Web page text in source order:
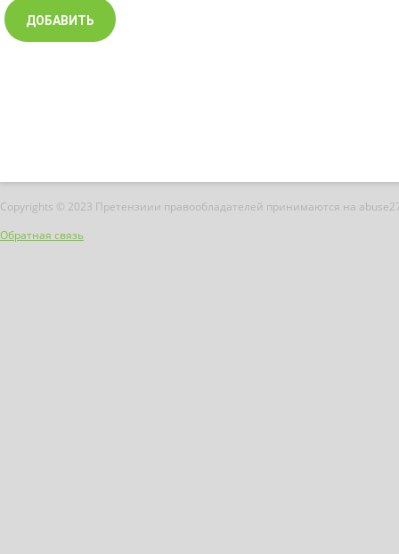
Copyrights © 2023 Претензиии правообладателей принимаются на
Обратная связь